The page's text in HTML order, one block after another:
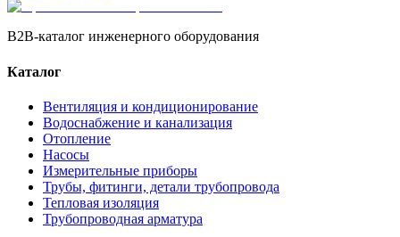
B2B-каталог инженерного оборудования
Каталог
Вентиляция и кондиционирование
Водоснабжение и канализация
Отопление
Насосы
Измерительные приборы
Трубы, фитинги, детали трубопровода
Тепловая изоляция
Трубопроводная арматура